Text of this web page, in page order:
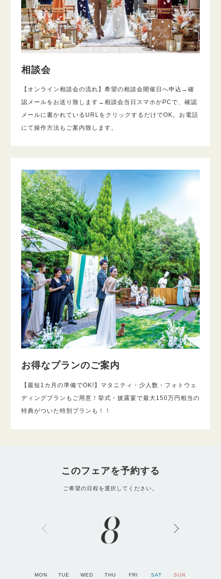
相談会
【オンライン相談会の流れ】希望の相談会開催日へ申込→確
認メールをお送り致します→相談会当日スマホかPCで、確認
メールに書かれているURLをクリックするだけでOK。お電話
にて操作方法もご案内致します。
お得なプランのご案内
【最短1カ月の準備でOK!】マタニティ・少人数・フォトウェ
ディングプランもご用意！挙式・披露宴で最大150万円相当の
特典がついた特別プランも！！
このフェアを予約する
ご希望の日程を選択してください。
8
MON TUE WED THU FRI SAT SUN